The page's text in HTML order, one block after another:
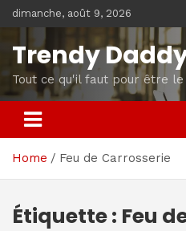
Skip
to
content
dimanche, août 9, 2026
Trendy
Tout ce qu'il faut pour être
Home Feu de Carrosserie
Étiquette : Feu